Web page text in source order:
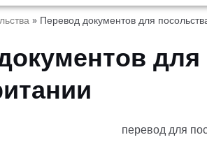
» Перевод документов для
для